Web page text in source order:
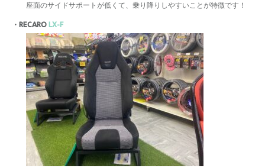
座面のサイドサポートが低くて、乗り降りしやすいことが特徴です！
・RECARO LX-F